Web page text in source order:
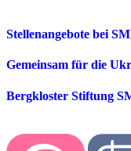
Stellenangebote bei
Gemeinsam für die
Bergkloster Stiftung